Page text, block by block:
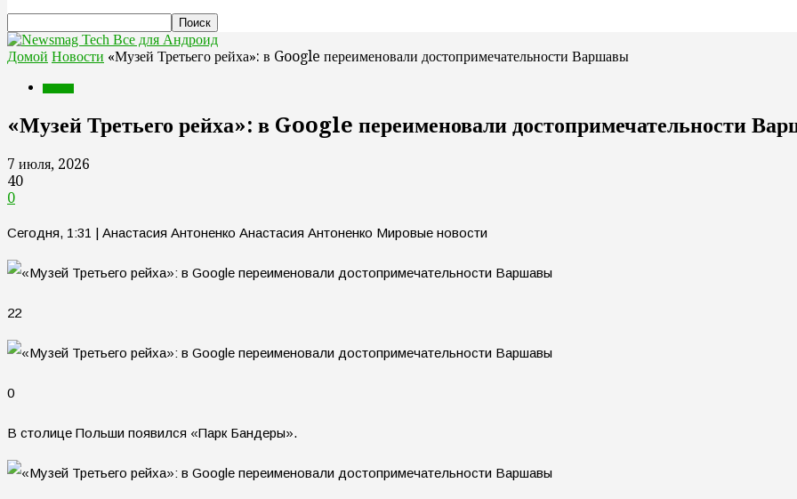
Все для Андроид
Домой Новости «Музей Третьего рейха»: в Google переименовали достопримечательности Варшавы
«Музей Третьего рейха»: в Google переименовали достопримечательности
7 июля, 2026
40
0
Сегодня, 1:31 | Анастасия Антоненко Анастасия Антоненко Мировые новости
22
0
В столице Польши появился «Парк Бандеры».